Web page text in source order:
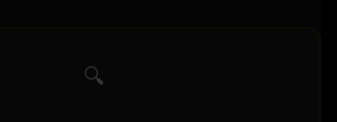
🔍